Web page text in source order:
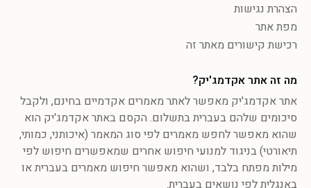
הצהרת נגישות
מפת אתר
רכישת קישורים מאתר זה
מה זה אתר אקדמג'יק?
אתר אקדמג'יק מאפשר לאתר מאמרים אקדמיים בחינם, ולקבל
סיכומים שלהם בעברית בתשלום. הקסם באתר אקדמג'יק הוא
שהוא מאפשר לחפש מאמרים לפי סוג המאמר (איכותני, כמותי,
תיאורטי) בניגוד למנועי חיפוש אחרים שמאפשרים חיפוש לפי
מילות מפתח בלבד, ושהוא מאפשר חיפוש מאמרים בעברית או
באנגלית לפי נושאים בעברית.